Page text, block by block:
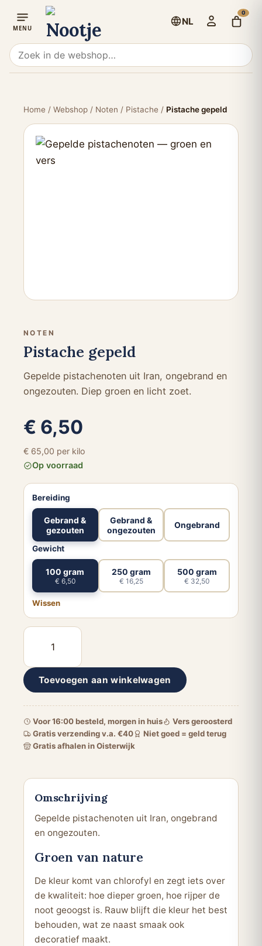
NL
0
Home / Webshop / Noten / Pistache / Pistache gepeld
NOTEN
Pistache gepeld
Gepelde pistachenoten uit Iran, ongebrand en
ongezouten. Diep groen en licht zoet.
€ 6,50
€ 65,00 per kilo
Op voorraad
Bereiding
Gebrand &
gezouten
Gebrand &
ongezouten
Ongebrand
Gewicht
100 gram
€ 6,50
250 gram
€ 16,25
500 gram
€ 32,50
Wissen
Pistache
gepeld
aantal
Toevoegen aan winkelwagen
Voor 16:00 besteld, morgen in huis
Vers geroosterd
Gratis verzending v.a. €40
Niet goed = geld terug
Gratis afhalen in Oisterwijk
Omschrijving
Gepelde pistachenoten uit Iran, ongebrand
en ongezouten.
Groen van nature
De kleur komt van chlorofyl en zegt iets over
de kwaliteit: hoe dieper groen, hoe rijper de
noot geoogst is. Rauw blijft die kleur het best
behouden, wat ze naast smaak ook
decoratief maakt.